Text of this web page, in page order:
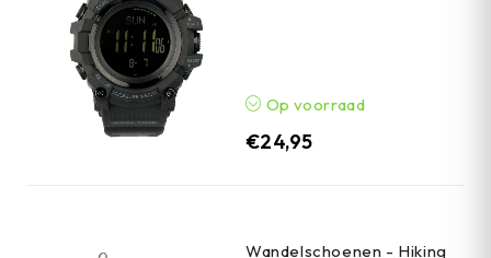
Op voorraad
€24,95
Wandelschoenen - Hiking